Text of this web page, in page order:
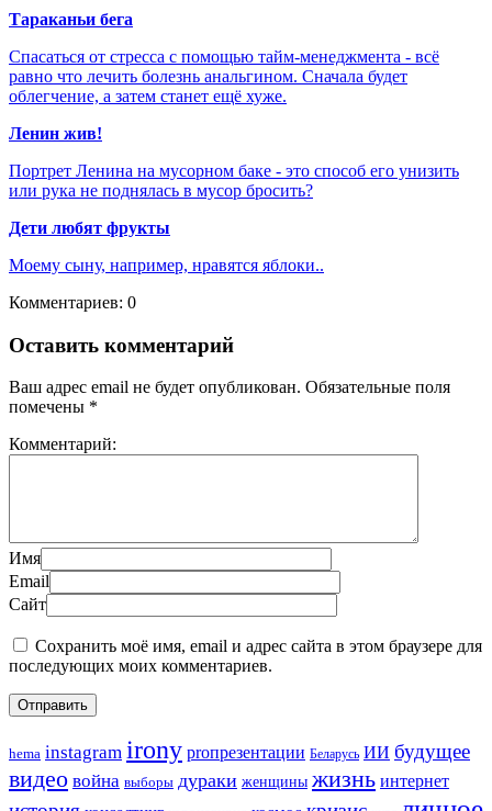
Тараканьи бега
Спасаться от стресса с помощью тайм-менеджмента - всё
равно что лечить болезнь анальгином. Сначала будет
облегчение, а затем станет ещё хуже.
Ленин жив!
Портрет Ленина на мусорном баке - это способ его унизить
или рука не поднялась в мусор бросить?
Дети любят фрукты
Моему сыну, например, нравятся яблоки..
Комментариев: 0
Оставить комментарий
Ваш адрес email не будет опубликован. Обязательные поля
помечены *
Комментарий:
Имя
Email
Сайт
Сохранить моё имя, email и адрес сайта в этом браузере для
последующих моих комментариев.
hema instagram irony proпрезентации Беларусь ИИ будущее
видео война выборы дураки женщины жизнь интернет